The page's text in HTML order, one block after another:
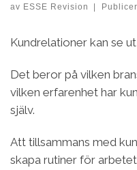
av ESSE Revision
Kundrelationer kan se
Det beror på vilken
vilken erfarenhet har
själv.
Att tillsammans med
skapa rutiner för